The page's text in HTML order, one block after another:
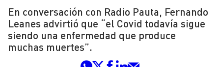
En conversación con Radio Pauta, Fernando
Leanes advirtió que “el Covid todavía sigue
siendo una enfermedad que produce
muchas muertes”.